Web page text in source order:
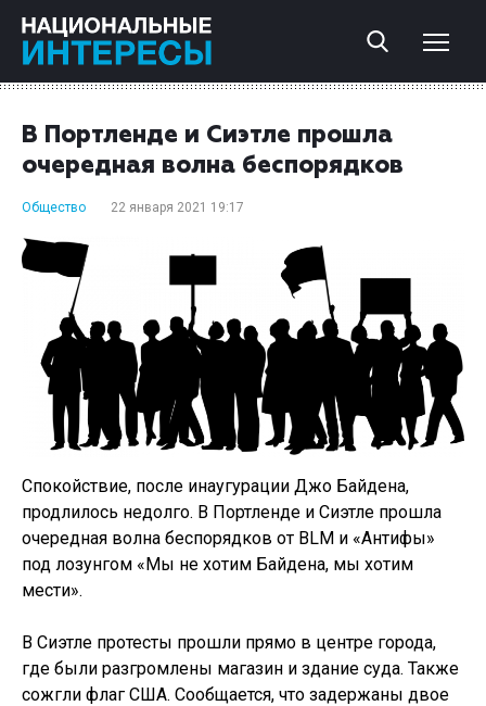
В Портленде и Сиэтле прошла
очередная волна беспорядков
Общество 22 января 2021 19:17
Спокойствие, после инаугурации Джо Байдена,
продлилось недолго. В Портленде и Сиэтле прошла
очередная волна беспорядков от BLM и «Антифы»
под лозунгом «Мы не хотим Байдена, мы хотим
мести».
В Сиэтле протесты прошли прямо в центре города,
где были разгромлены магазин и здание суда. Также
сожгли флаг США. Сообщается, что задержаны двое